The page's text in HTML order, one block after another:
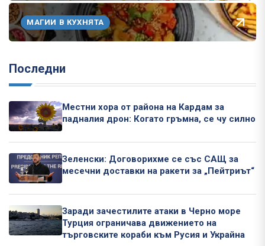
МАГИИ В КУХНЯТА
Последни
Местни хора от района на Кардам за
падналия дрон: Когато гръмна, се чу силно
Зеленски: Договорихме се със САЩ за
месечни доставки на ракети за „Пейтриът“
Заради зачестилите атаки в Черно море
Турция ограничава движението на
търговските кораби към Русия и Украйна